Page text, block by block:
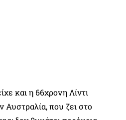
και η 66χρονη Λίντι
που ζει στο